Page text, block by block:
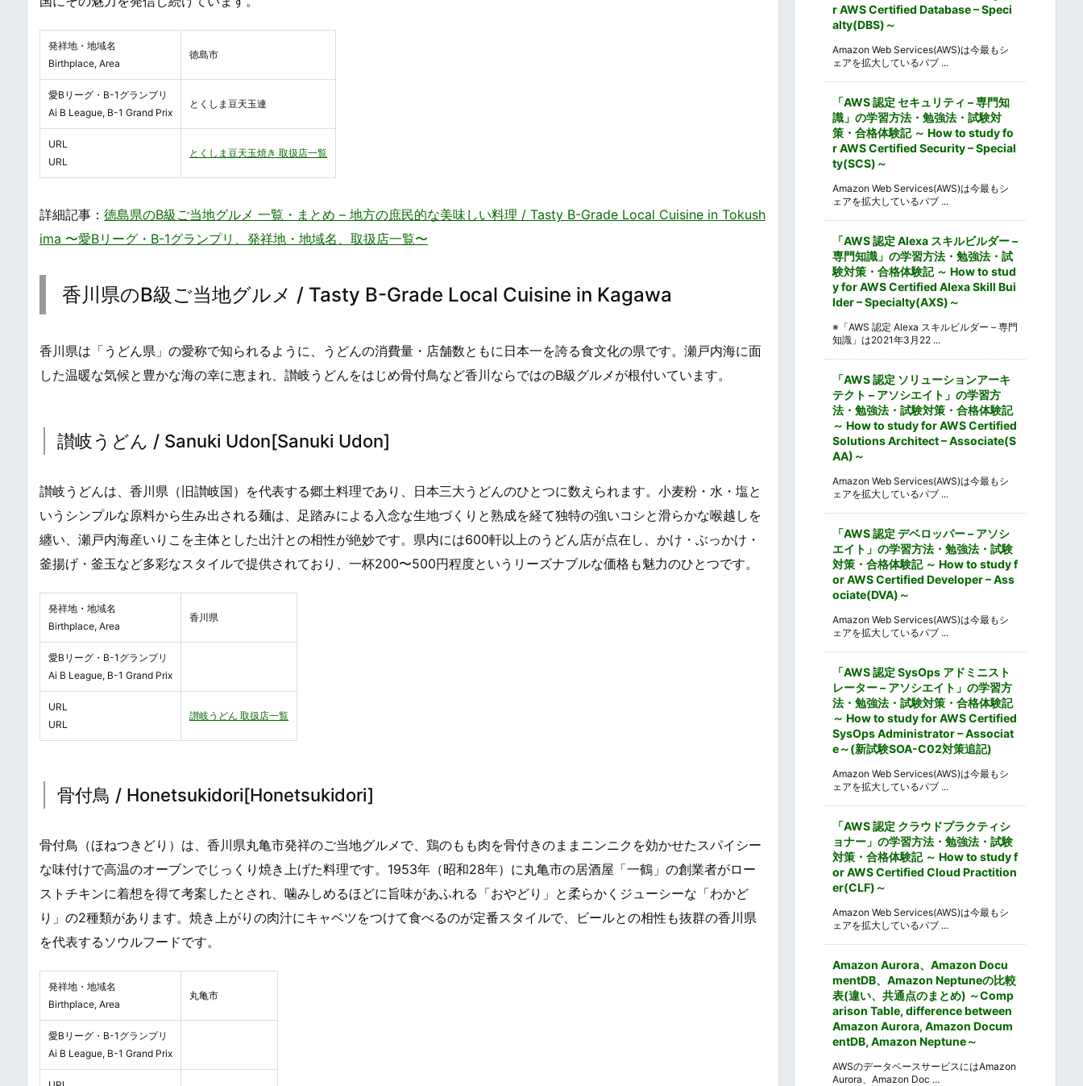
発祥地・地域名
Birthplace, Area
徳島市
愛Bリーグ・B-1グランプリ
Ai B League, B-1 Grand Prix
とくしま豆天玉連
URL
URL
とくしま豆天玉焼き 取扱店一覧
詳細記事： 徳島県のB級ご当地グルメ 一覧・まとめ – 地方の庶民的な美味しい料理 / Tasty B-Grade Local Cuisine in Tokush
ima 〜愛Bリーグ・B-1グランプリ、発祥地・地域名、取扱店一覧〜
香川県のB級ご当地グルメ / Tasty B-Grade Local Cuisine in Kagawa
香川県は「うどん県」の愛称で知られるように、うどんの消費量・店舗数ともに日本一を誇る食文化の県です。瀬戸内海に面
した温暖な気候と豊かな海の幸に恵まれ、讃岐うどんをはじめ骨付鳥など香川ならではのB級グルメが根付いています。
讃岐うどん / Sanuki Udon[Sanuki Udon]
讃岐うどんは、香川県（旧讃岐国）を代表する郷土料理であり、日本三大うどんのひとつに数えられます。小麦粉・水・塩と
いうシンプルな原料から生み出される麺は、足踏みによる入念な生地づくりと熟成を経て独特の強いコシと滑らかな喉越しを
纏い、瀬戸内海産いりこを主体とした出汁との相性が絶妙です。県内には600軒以上のうどん店が点在し、かけ・ぶっかけ・
釜揚げ・釜玉など多彩なスタイルで提供されており、一杯200〜500円程度というリーズナブルな価格も魅力のひとつです。
発祥地・地域名
Birthplace, Area
香川県
愛Bリーグ・B-1グランプリ
Ai B League, B-1 Grand Prix
URL
URL
讃岐うどん 取扱店一覧
骨付鳥 / Honetsukidori[Honetsukidori]
骨付鳥（ほねつきどり）は、香川県丸亀市発祥のご当地グルメで、鶏のもも肉を骨付きのままニンニクを効かせたスパイシー
な味付けで高温のオーブンでじっくり焼き上げた料理です。1953年（昭和28年）に丸亀市の居酒屋「一鶴」の創業者がロー
ストチキンに着想を得て考案したとされ、噛みしめるほどに旨味があふれる「おやどり」と柔らかくジューシーな「わかど
り」の2種類があります。焼き上がりの肉汁にキャベツをつけて食べるのが定番スタイルで、ビールとの相性も抜群の香川県
を代表するソウルフードです。
発祥地・地域名
Birthplace, Area
丸亀市
愛Bリーグ・B-1グランプリ
Ai B League, B-1 Grand Prix
r AWS Certified Database – Speci
alty(DBS)～
Amazon Web Services(AWS)は今最もシ
ェアを拡大しているパブ ...
「AWS 認定 セキュリティ – 専門知
識」の学習方法・勉強法・試験対
策・合格体験記 ～ How to study fo
r AWS Certified Security – Special
ty(SCS)～
Amazon Web Services(AWS)は今最もシ
ェアを拡大しているパブ ...
「AWS 認定 Alexa スキルビルダー –
専門知識」の学習方法・勉強法・試
験対策・合格体験記 ～ How to stud
y for AWS Certified Alexa Skill Bui
lder – Specialty(AXS)～
※「AWS 認定 Alexa スキルビルダー – 専門
知識」は2021年3月22 ...
「AWS 認定 ソリューションアーキ
テクト – アソシエイト」の学習方
法・勉強法・試験対策・合格体験記
～ How to study for AWS Certified
Solutions Architect – Associate(S
AA)～
Amazon Web Services(AWS)は今最もシ
ェアを拡大しているパブ ...
「AWS 認定 デベロッパー – アソシ
エイト」の学習方法・勉強法・試験
対策・合格体験記 ～ How to study f
or AWS Certified Developer – Ass
ociate(DVA)～
Amazon Web Services(AWS)は今最もシ
ェアを拡大しているパブ ...
「AWS 認定 SysOps アドミニスト
レーター – アソシエイト」の学習方
法・勉強法・試験対策・合格体験記
～ How to study for AWS Certified
SysOps Administrator – Associat
e～(新試験SOA-C02対策追記)
Amazon Web Services(AWS)は今最もシ
ェアを拡大しているパブ ...
「AWS 認定 クラウドプラクティシ
ョナー」の学習方法・勉強法・試験
対策・合格体験記 ～ How to study f
or AWS Certified Cloud Practition
er(CLF)～
Amazon Web Services(AWS)は今最もシ
ェアを拡大しているパブ ...
Amazon Aurora、Amazon Docu
mentDB、Amazon Neptuneの比較
表(違い、共通点のまとめ) ～Comp
arison Table, difference between
Amazon Aurora, Amazon Docum
entDB, Amazon Neptune～
AWSのデータベースサービスにはAmazon
Aurora、Amazon Doc ...